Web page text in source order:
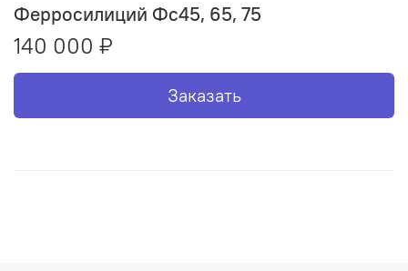
Ферросилиций Фс45, 65, 75
140 000 ₽
Заказать